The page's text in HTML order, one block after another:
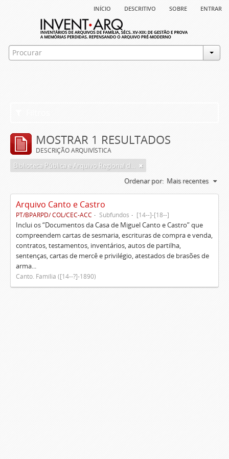
início descritivo sobre entrar
MOSTRAR 1 RESULTADOS
DESCRIÇÃO ARQUIVÍSTICA
Biblioteca Pública e Arquivo Regional de Ponta Delgada
Ordenar por: Mais recentes
Arquivo Canto e Castro
PT/BPARPD/ COL/CEC-ACC Subfundos [14--]-[18--]
Inclui os “Documentos da Casa de Miguel Canto e Castro” que
compreendem cartas de sesmaria, escrituras de compra e venda,
contratos, testamentos, inventários, autos de partilha,
sentenças, cartas de mercê e privilégio, atestados de brasões de
arma...
Canto. Família ([14--?]-1890)